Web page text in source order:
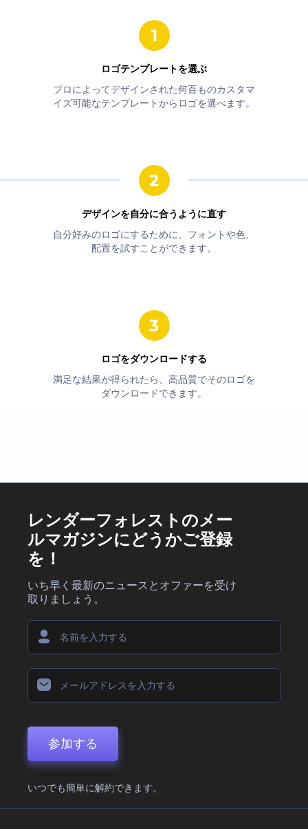
ロゴテンプレートを選ぶ
プロによってデザインされた何百ものカスタマ
イズ可能なテンプレートからロゴを選べます。
デザインを自分に合うように直す
自分好みのロゴにするために、フォントや色、
配置を試すことができます。
ロゴをダウンロードする
満足な結果が得られたら、高品質でそのロゴを
ダウンロードできます。
レンダーフォレストのメー
ルマガジンにどうかご登録
を！
いち早く最新のニュースとオファーを受け
取りましょう。
参加する
いつでも簡単に解約できます。